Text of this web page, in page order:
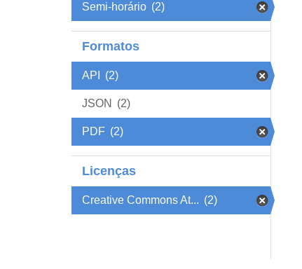
Semi-horário (2)
Formatos
API (2)
JSON (2)
PDF (2)
Licenças
Creative Commons At... (2)